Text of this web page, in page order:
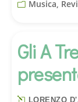
Musica,
Gli A
LORENZO